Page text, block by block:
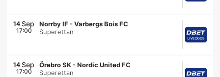
14 Sep
17:00
Norrby IF -Varbergs Bois FC
Superettan
14 Sep
17:00
Örebro SK -Nordic United FC
Superettan